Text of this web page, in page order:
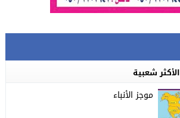
الأكثر شعبية
موجز الأنباء